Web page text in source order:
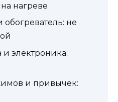
нагреве
не
и электроника:
и привычек: